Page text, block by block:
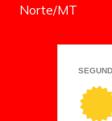
Norte/MT